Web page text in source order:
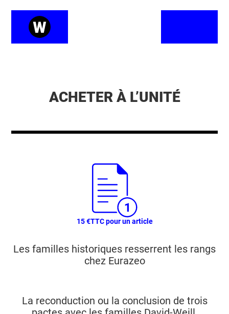
ACHETER À L’UNITÉ
15 €TTC pour un article
Les familles historiques resserrent les rangs
chez Eurazeo
La reconduction ou la conclusion de trois